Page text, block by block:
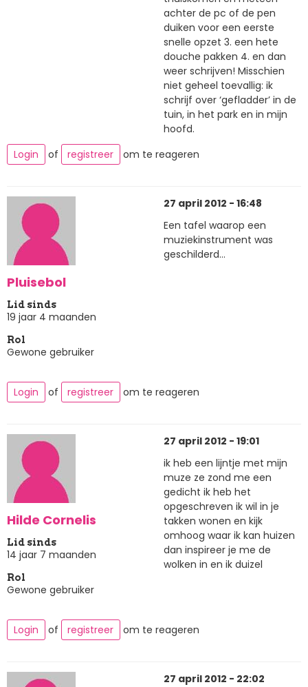
achter de pc of de pen
duiken voor een eerste
snelle opzet 3. een hete
douche pakken 4. en dan
weer schrijven! Misschien
niet geheel toevallig: ik
schrijf over ‘gefladder’ in de
tuin, in het park en in mijn
hoofd.
Login
of registreer om te reageren
Pluisebol
Lid sinds
19 jaar 4 maanden
Rol
Gewone gebruiker
27 april 2012 - 16:48
Een tafel waarop een
muziekinstrument was
geschilderd...
Login of registreer om te reageren
Hilde Cornelis
Lid sinds
14 jaar 7 maanden
Rol
Gewone gebruiker
27 april 2012 - 19:01
ik heb een lijntje met mijn
muze ze zond me een
gedicht ik heb het
opgeschreven ik wil in je
takken wonen en kijk
omhoog waar ik kan huizen
dan inspireer je me de
wolken in en ik duizel
Login of registreer om te reageren
27 april 2012 - 22:02